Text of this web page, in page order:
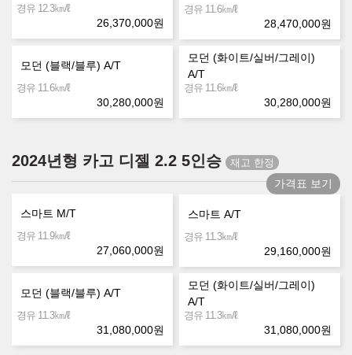
경유 12.3㎞/ℓ
26,370,000원
경유 11.6㎞/ℓ
28,470,000원
모던 (블랙/블루) A/T
경유 11.6㎞/ℓ
30,280,000원
모던 (화이트/실버/그레이)
A/T
경유 11.6㎞/ℓ
30,280,000원
2024년형 카고 디젤 2.2 5인승
가격표 보기
스마트 M/T
경유 11.9㎞/ℓ
27,060,000원
스마트 A/T
경유 11.3㎞/ℓ
29,160,000원
모던 (블랙/블루) A/T
경유 11.3㎞/ℓ
31,080,000원
모던 (화이트/실버/그레이)
A/T
경유 11.3㎞/ℓ
31,080,000원